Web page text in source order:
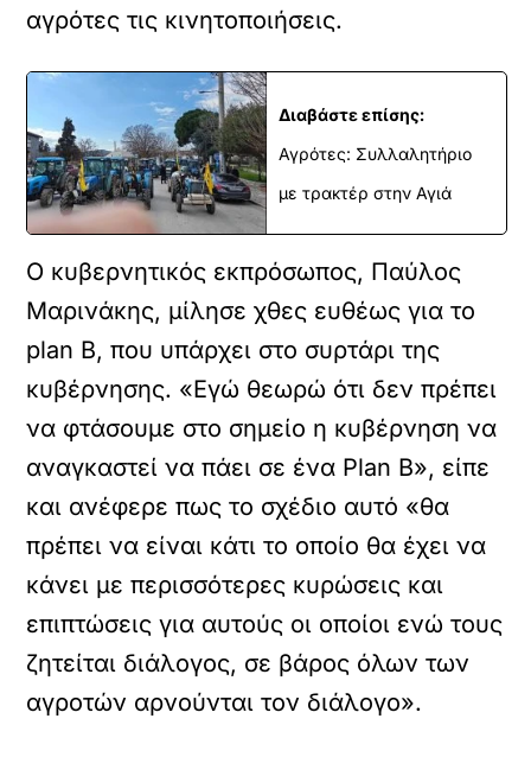
αγρότες τις κινητοποιήσεις.
Διαβάστε επίσης:
Αγρότες: Συλλαλητήριο
με τρακτέρ στην Αγιά
Ο κυβερνητικός εκπρόσωπος, Παύλος
Μαρινάκης, μίλησε χθες ευθέως για το
plan B, που υπάρχει στο συρτάρι της
κυβέρνησης. «Εγώ θεωρώ ότι δεν πρέπει
να φτάσουμε στο σημείο η κυβέρνηση να
αναγκαστεί να πάει σε ένα Plan B», είπε
και ανέφερε πως το σχέδιο αυτό «θα
πρέπει να είναι κάτι το οποίο θα έχει να
κάνει με περισσότερες κυρώσεις και
επιπτώσεις για αυτούς οι οποίοι ενώ τους
ζητείται διάλογος, σε βάρος όλων των
αγροτών αρνούνται τον διάλογο».